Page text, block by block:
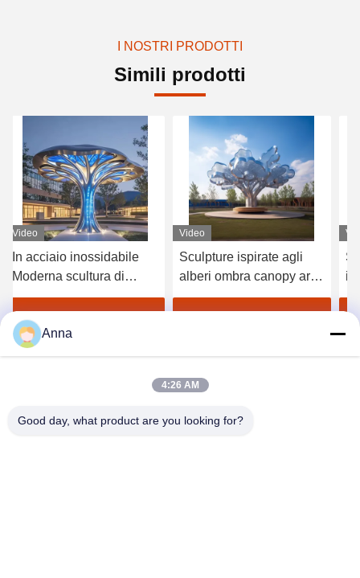
I NOSTRI PRODOTTI
Simili prodotti
Video
Sculpture ispirate agli
alberi ombra canopy arte
scultura di alberi per
l'ospitalità immobiliare
Scultura d'arte moderna
in acciaio inossidabile a
forma di albero con
tettoia per decorazione
Ottenga il migliore prezzo
Anna
4:26 AM
Good day, what product are you looking for?